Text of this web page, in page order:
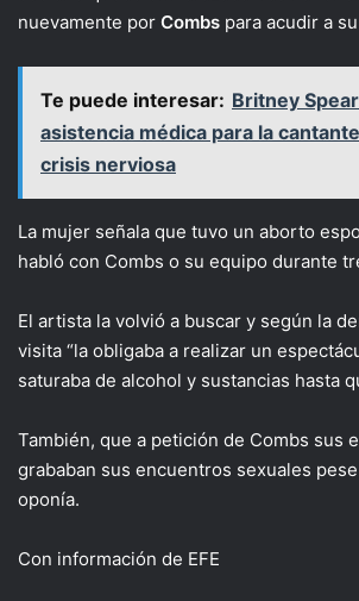
nuevamente por Combs para acudir a
Te puede interesar: Britney
asistencia médica para la
crisis nerviosa
La mujer señala que tuvo un aborto
habló con Combs o su equipo durante
El artista la volvió a buscar y según la
visita “la obligaba a realizar un
saturaba de alcohol y sustancias hasta
También, que a petición de Combs sus
grababan sus encuentros sexuales
oponía.
Con información de EFE